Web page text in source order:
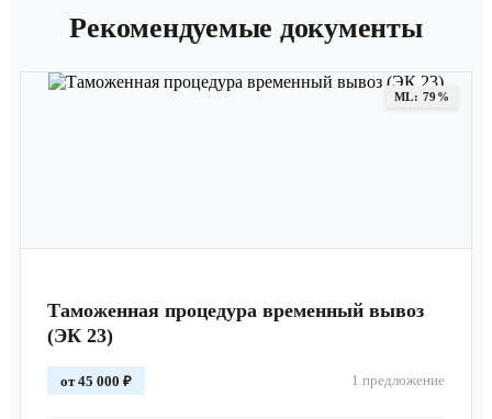
Рекомендуемые документы
ML: 79%
Таможенная процедура временный вывоз
(ЭК 23)
от 45 000 ₽ 1 предложение